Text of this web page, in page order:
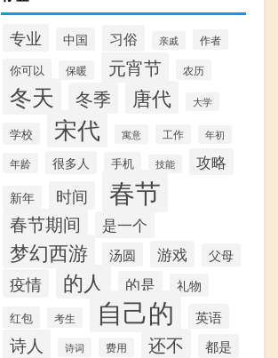
专业 中国 习俗 亲戚 作者
你可以 保暖 元宵节 农历
冬天 冬季 唐代 大学
学校 宋代 寓意 工作 年初
年龄 很多人 手机 技能 攻略
新年 时间 春节
春节期间 是一个
梦幻西游 汤圆 游戏 父母
疫情 的人 的是 礼物
红包 考生 自己的 英语
诗人 诗词 费用 还不 都是